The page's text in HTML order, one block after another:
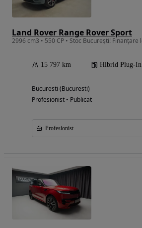
Land Rover Range Rover Sport
15 797 km Hibrid Plug-In
Bucuresti (Bucuresti)
Profesionist • Publicat
Profesionist